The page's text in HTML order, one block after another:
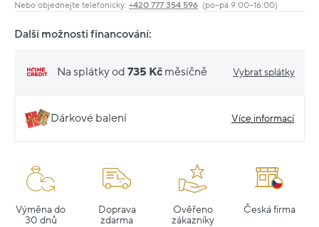
Nebo objednejte telefonicky: +420 777 354 596 (po–pá 9:00–16:00)
Další možnosti financování:
Na splátky od 735 Kč měsíčně Vybrat splátky
Dárkové balení Více informací
Výměna do
30 dnů
Doprava
zdarma
Ověřeno
zákazníky
Česká firma